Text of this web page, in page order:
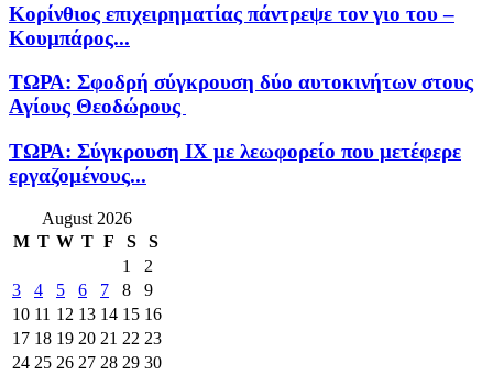
Κορίνθιος επιχειρηματίας πάντρεψε τον γιο του –
Κουμπάρος...
ΤΩΡΑ: Σφοδρή σύγκρουση δύο αυτοκινήτων στους
Αγίους Θεοδώρους
ΤΩΡΑ: Σύγκρουση ΙΧ με λεωφορείο που μετέφερε
εργαζομένους...
August 2026
M T W T F S
S
1
2
3
4 5 6 7 8
9
10 11 12 13 14 15 16
17 18 19 20 21 22 23
24 25 26 27 28 29 30